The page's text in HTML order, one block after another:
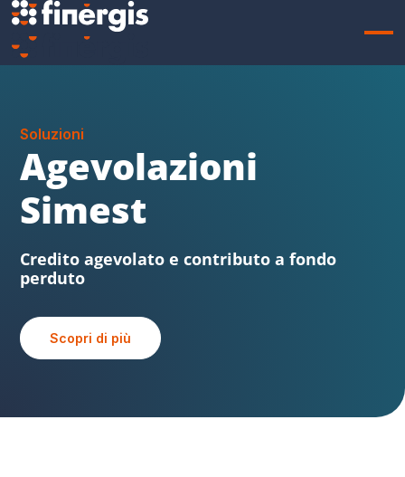
Soluzioni
Sabatini FVG
contributo a fondo perduto
Scopri di più